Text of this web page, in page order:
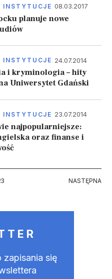
INSTYTUCJE 08.03.2017
planuje nowe
INSTYTUCJE 24.07.2014
i kryminologia – hity
Uniwersytet Gdański
INSTYTUCJE 23.07.2014
najpopularniejsze:
oraz finanse i
3 NASTĘPNA
NASTĘPNA
zapisania się